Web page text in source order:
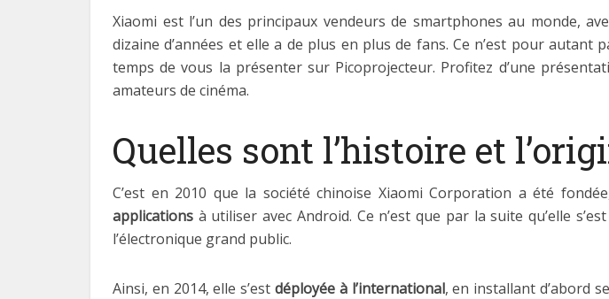
Xiaomi est l’un des principaux vendeurs de smartphones au monde,
dizaine d’années et elle a de plus en plus de fans. Ce n’est pour
temps de vous la présenter sur Picoprojecteur. Profitez d’une
amateurs de cinéma.
Quelles sont l’histoire et
C’est en 2010 que la société chinoise Xiaomi Corporation a été
applications à utiliser avec Android. Ce n’est que par la suite qu’elle
l’électronique grand public.
Ainsi, en 2014, elle s’est déployée à l’international, en installant d’abord